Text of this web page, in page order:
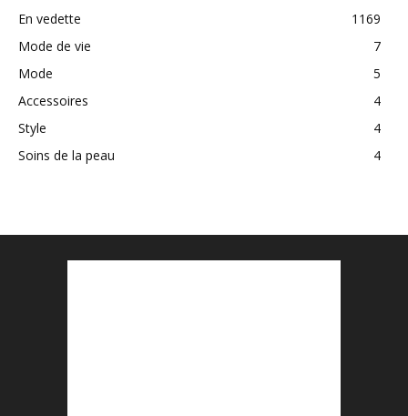
En vedette
1169
Mode de vie
7
Mode
5
Accessoires
4
Style
4
Soins de la peau
4